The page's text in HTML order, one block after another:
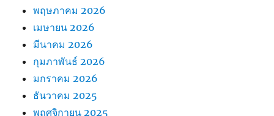
พฤษภาคม 2026
เมษายน 2026
มีนาคม 2026
กุมภาพันธ์ 2026
มกราคม 2026
ธันวาคม 2025
พฤศจิกายน 2025